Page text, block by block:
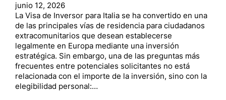
junio 12, 2026
La Visa de Inversor para Italia se ha convertido en una
de las principales vías de residencia para ciudadanos
extracomunitarios que desean establecerse
legalmente en Europa mediante una inversión
estratégica. Sin embargo, una de las preguntas más
frecuentes entre potenciales solicitantes no está
relacionada con el importe de la inversión, sino con la
elegibilidad personal:…